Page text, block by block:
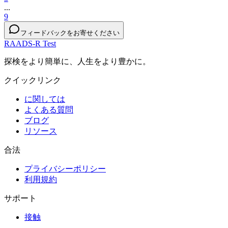
...
9
フィードバックをお寄せください
RAADS-R Test
探検をより簡単に、人生をより豊かに。
クイックリンク
に関しては
よくある質問
ブログ
リソース
合法
プライバシーポリシー
利用規約
サポート
接触